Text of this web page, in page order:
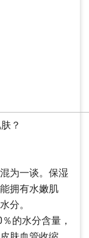
？
为一谈。保湿
拥有水嫩肌
分。
的水分含量，